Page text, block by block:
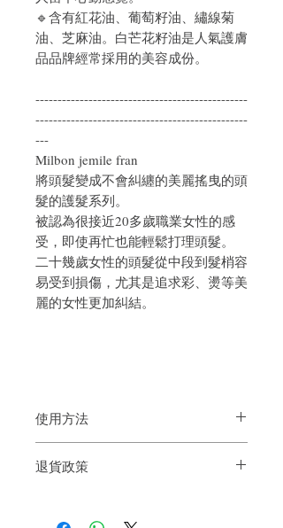
🔹含有紅花油、葡萄籽油、繡線菊
油、芝麻油。白芒花籽油是人氣護膚
品品牌經常採用的美容成份。
------------------------------------------------
------------------------------------------------
---
Milbon jemile fran
將頭髮變成不會糾纏的美麗搖曳的頭
髮的護髮系列。
被認為很接近20多歲職業女性的感
受，即使再忙也能輕鬆打理頭髮。
二十幾歲女性的頭髮從中段到髮梢容
易受到損傷，尤其是追求彩、燙等美
麗的女性更加糾結。
使用方法
餘量可用作護手霜使用。
退貨政策